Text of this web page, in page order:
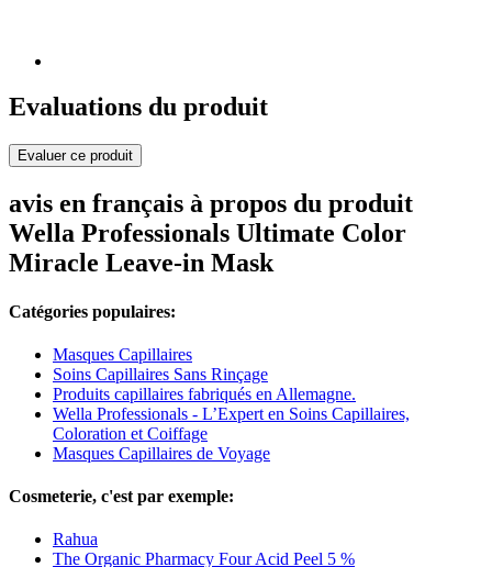
Evaluations du produit
Evaluer ce produit
avis en français à propos du produit
Wella Professionals Ultimate Color
Miracle Leave-in Mask
Catégories populaires:
Masques Capillaires
Soins Capillaires Sans Rinçage
Produits capillaires fabriqués en Allemagne.
Wella Professionals - L’Expert en Soins Capillaires,
Coloration et Coiffage
Masques Capillaires de Voyage
Cosmeterie, c'est par exemple:
Rahua
The Organic Pharmacy Four Acid Peel 5 %